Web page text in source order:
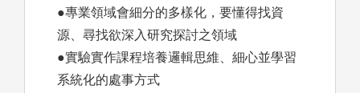
●專業領域會細分的多樣化，要懂得找資
源、尋找欲深入研究探討之領域
●實驗實作課程培養邏輯思維、細心並學習
系統化的處事方式